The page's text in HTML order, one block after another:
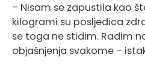
– Nisam se zapustila kao
kilogrami su posljedica
se toga ne stidim. Radim
objašnjenja svakome –